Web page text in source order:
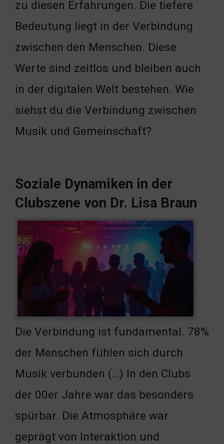
zu diesen Erfahrungen. Die tiefere
Bedeutung liegt in der Verbindung
zwischen den Menschen. Diese
Werte sind zeitlos und bleiben auch
in der digitalen Welt bestehen. Wie
siehst du die Verbindung zwischen
Musik und Gemeinschaft?
Soziale Dynamiken in der
Clubszene von Dr. Lisa Braun
Die Verbindung ist fundamental. 78%
der Menschen fühlen sich durch
Musik verbunden (…) In den Clubs
der 00er Jahre war das besonders
spürbar. Die Atmosphäre war
geprägt von Interaktion und